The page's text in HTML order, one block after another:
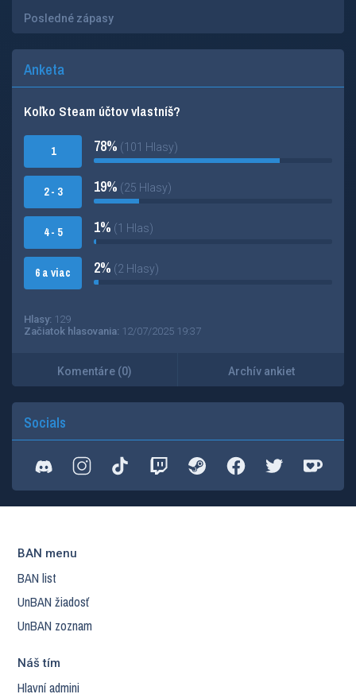
Posledné zápasy
Anketa
Koľko Steam účtov vlastníš?
1
2 - 3
4 - 5
6 a viac
78% (101 Hlasy)
19% (25 Hlasy)
1% (1 Hlas)
2% (2 Hlasy)
Hlasy: 129
Začiatok hlasovania: 12/07/2025 19:37
Komentáre (0) Archív ankiet
Socials
BAN menu
BAN list
UnBAN žiadosť
UnBAN zoznam
Náš tím
Hlavní admini